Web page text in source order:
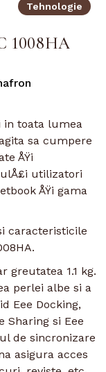
Tehnologie
1008HA
in toata lumea
sa cumpere
ÅŸi
utilizatori
ÅŸi gama
caracteristicile
greutatea 1.1 kg.
perlei albe si a
Eee Docking,
Sharing si Eee
de sincronizare
asigura acces